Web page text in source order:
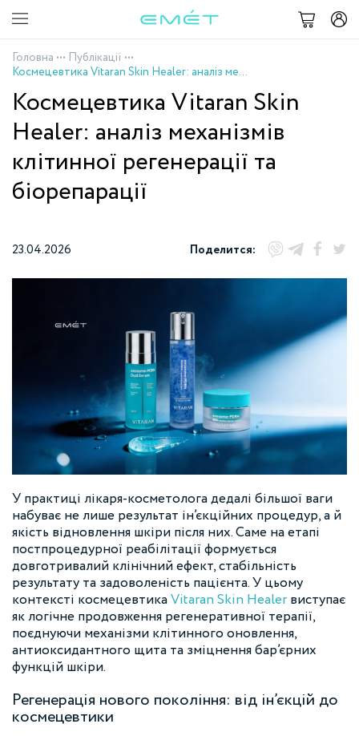
Головна ••• Публікації •••
Космецевтика Vitaran Skin Healer: аналіз механізмів клітинної регенерації та біорепарації
Космецевтика Vitaran Skin
Healer: аналіз механізмів
клітинної регенерації та
біорепарації
23.04.2026 Поделится:
У практиці лікаря-косметолога дедалі більшої ваги
набуває не лише результат ін’єкційних процедур, а й
якість відновлення шкіри після них. Саме на етапі
постпроцедурної реабілітації формується
довготривалий клінічний ефект, стабільність
результату та задоволеність пацієнта. У цьому
контексті космецевтикаVitaran Skin Healer виступає
як логічне продовження регенеративної терапії,
поєднуючи механізми клітинного оновлення,
антиоксидантного щита та зміцнення бар’єрних
функцій шкіри.
Регенерація нового покоління: від ін’єкцій до
космецевтики